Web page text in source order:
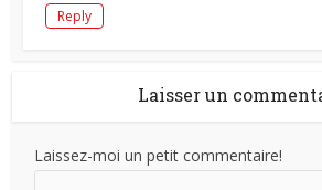
Reply
Laisser un
Laissez-moi un petit commentaire!